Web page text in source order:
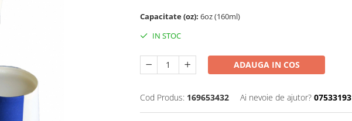
Capacitate (oz): 6oz (160ml)
IN STOC
ADAUGA IN COS
Cod Produs: 169653432 Ai nevoie de ajutor?